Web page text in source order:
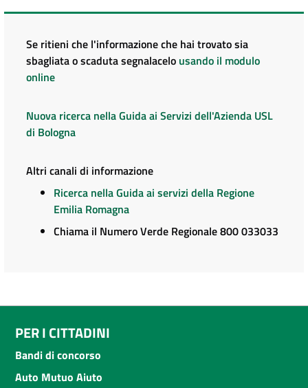
Se ritieni che l'informazione che hai trovato sia
sbagliata o scaduta segnalacelo usando il modulo
online
Nuova ricerca nella Guida ai Servizi dell'Azienda USL
di Bologna
Altri canali di informazione
Ricerca nella Guida ai servizi della Regione
Emilia Romagna
Chiama il Numero Verde Regionale 800 033033
PER I CITTADINI
Bandi di concorso
Auto Mutuo Aiuto